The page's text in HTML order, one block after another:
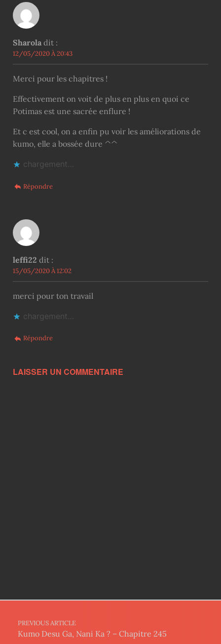
Sharola dit :
12/05/2020 À 20:43
Merci pour les chapitres !
Effectivement on voit de plus en plus en quoi ce
Potimas est une sacrée enflure !
Et c est cool, on a enfin pu voir les améliorations de
kumo, elle a bossée dure ^^
chargement…
Répondre
leffi22 dit :
15/05/2020 À 12:02
merci pour ton travail
chargement…
Répondre
LAISSER UN COMMENTAIRE
Post navigation
PREVIOUS ARTICLE
Kumo Desu Ga, Nani Ka ? – Chapitre 245